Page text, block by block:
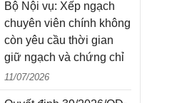
Bộ Nội vụ: Xếp ngạch
chuyên viên chính không
còn yêu cầu thời gian
giữ ngạch và chứng chỉ
11/07/2026